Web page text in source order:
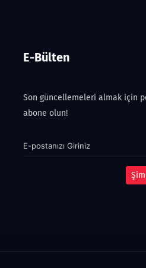
E-Bülten
Son güncellemeleri almak için
abone olun!